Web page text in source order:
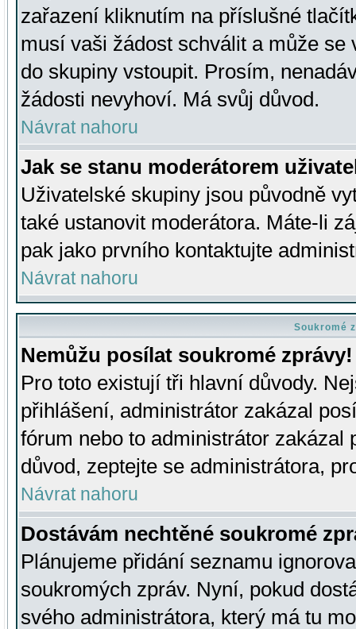
zařazení kliknutím na příslušné
musí vaši žádost schválit a může se
do skupiny vstoupit. Prosím,
žádosti nevyhoví. Má svůj důvod.
Návrat nahoru
Jak se stanu moderátorem
Uživatelské skupiny jsou původně
také ustanovit moderátora. Máte-li
pak jako prvního kontaktujte
Návrat nahoru
Soukromé
Nemůžu posílat soukromé zprávy!
Pro toto existují tři hlavní důvody.
přihlášení, administrátor zakázal
fórum nebo to administrátor zakázal
důvod, zeptejte se administrátora,
Návrat nahoru
Dostávám nechtěné soukromé
Plánujeme přidání seznamu
soukromých zpráv. Nyní, pokud
svého administrátora, který má tu